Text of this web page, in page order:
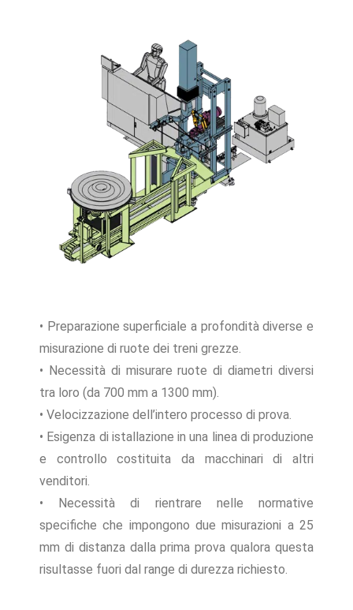
• Preparazione superficiale a profondità diverse e
misurazione di ruote dei treni grezze.
• Necessità di misurare ruote di diametri diversi
tra loro (da 700 mm a 1300 mm).
• Velocizzazione dell’intero processo di prova.
• Esigenza di istallazione in una linea di produzione
e controllo costituita da macchinari di altri
venditori.
• Necessità di rientrare nelle normative
specifiche che impongono due misurazioni a 25
mm di distanza dalla prima prova qualora questa
risultasse fuori dal range di durezza richiesto.